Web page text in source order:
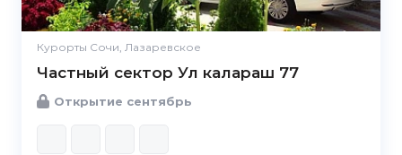
Курорты Сочи, Лазаревское
Частный сектор Ул калараш 77
Открытие сентябрь